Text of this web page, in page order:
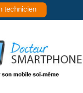
technicien